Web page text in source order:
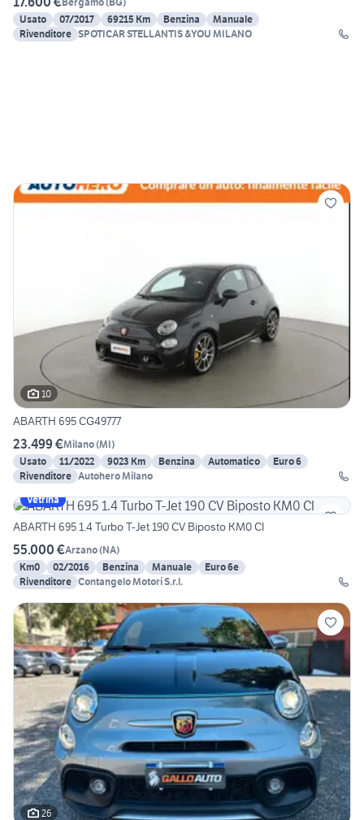
Usato
07/2017 69215 Km Benzina
Manuale
Rivenditore SPOTICAR STELLANTIS &YOU MILANO
10
ABARTH 695 CG49777
23.499 €Milano(MI)
Usato
11/2022 9023 Km Benzina Automatico
Euro 6
Rivenditore Autohero Milano
Vetrina
ABARTH 695 1.4 Turbo T-Jet 190 CV Biposto KM0 CI
55.000 €Arzano(NA)
Km0
02/2016 Benzina Manuale
Euro 6e
Rivenditore Contangelo Motori S.r.l.
26